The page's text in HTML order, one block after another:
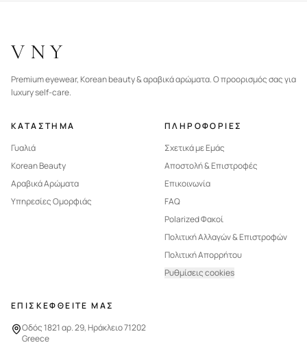
VNY
Premium eyewear, Korean beauty & αραβικά αρώματα. Ο προορισμός σας για
luxury self-care.
ΚΑΤΑΣΤΗΜΑ
Γυαλιά
Korean Beauty
Αραβικά Αρώματα
Υπηρεσίες Ομορφιάς
ΠΛΗΡΟΦΟΡΙΕΣ
Σχετικά με Εμάς
Αποστολή & Επιστροφές
Επικοινωνία
FAQ
Polarized Φακοί
Πολιτική Αλλαγών & Επιστροφών
Πολιτική Απορρήτου
Ρυθμίσεις cookies
ΕΠΙΣΚΕΦΘΕΙΤΕ ΜΑΣ
Οδός 1821 αρ. 29, Ηράκλειο 71202
Greece